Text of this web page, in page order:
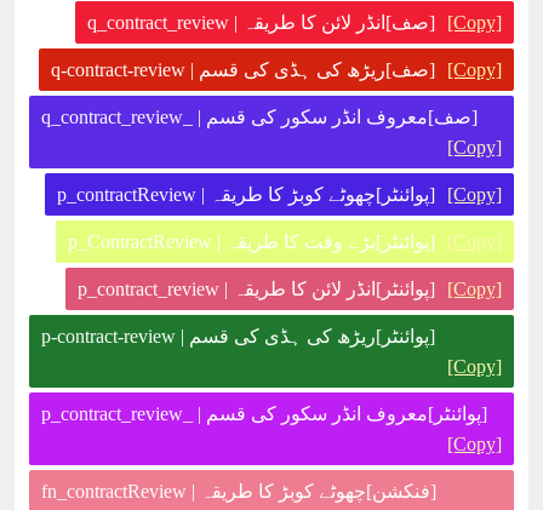
[صف]انڈر لائن کا طریقہ | q_contract_review [Copy]
[صف]ریڑھ کی ہڈی کی قسم | q-contract-review [Copy]
[صف]معروف انڈر سکور کی قسم | _q_contract_review
[Copy]
[پوائنٹر]چھوٹے کوبڑ کا طریقہ | p_contractReview [Copy]
[پوائنٹر]بڑے وقت کا طریقہ | p_ContractReview [Copy]
[پوائنٹر]انڈر لائن کا طریقہ | p_contract_review [Copy]
[پوائنٹر]ریڑھ کی ہڈی کی قسم | p-contract-review
[Copy]
[پوائنٹر]معروف انڈر سکور کی قسم | _p_contract_review
[Copy]
[فنکشن]چھوٹے کوبڑ کا طریقہ | fn_contractReview